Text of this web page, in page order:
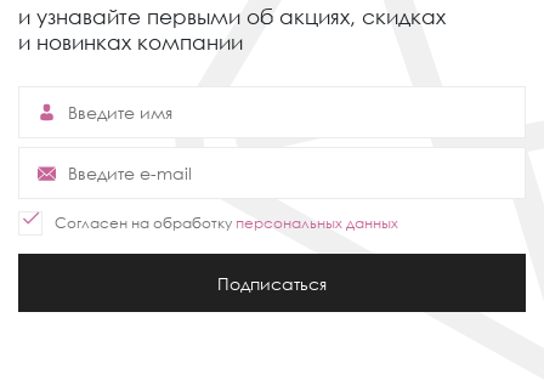
и узнавайте первыми об акциях, скидках
и новинках компании
Согласен на обработку персональных данных
Подписаться